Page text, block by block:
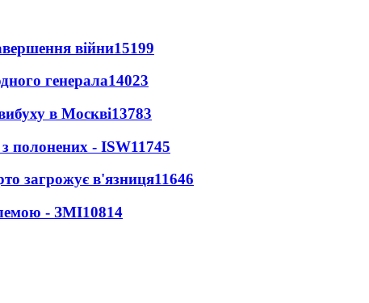
війни15199
генерала14023
в Москві13783
полонених - ISW11745
загрожує в'язниця11646
- ЗМІ10814